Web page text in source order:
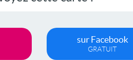
sur Facebook
GRATUIT